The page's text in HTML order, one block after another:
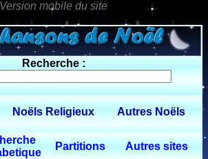
0 $limitbot 1 $limittot 2
Recherche :
Noëls Religieux Autres Noëls
Partitions Autres sites